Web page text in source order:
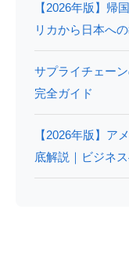
【2026年版】帰
リカから日本へ
サプライチェー
完全ガイド
【2026年版】ア
底解説｜ビジネ